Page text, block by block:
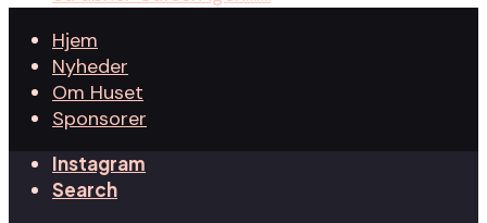
Hjem
Nyheder
Om Huset
Sponsorer
Instagram
Search